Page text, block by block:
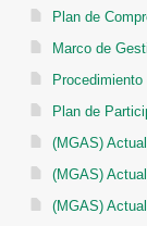
Plan de
Marco de
Plan de
(MGAS)
(MGAS)
(MGAS)